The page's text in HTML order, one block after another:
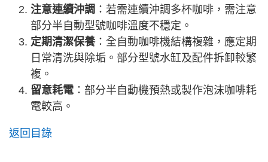
注意連續沖調 ：若需連續沖調多杯咖啡，需注意
部分半自動型號咖啡溫度不穩定。
定期清潔保養：全自動咖啡機結構複雜，應定期
日常清洗與除垢。部分型號水缸及配件拆卸較繁
複。
留意耗電 ：部分半自動機預熱或製作泡沫咖啡耗
電較高。
返回目錄